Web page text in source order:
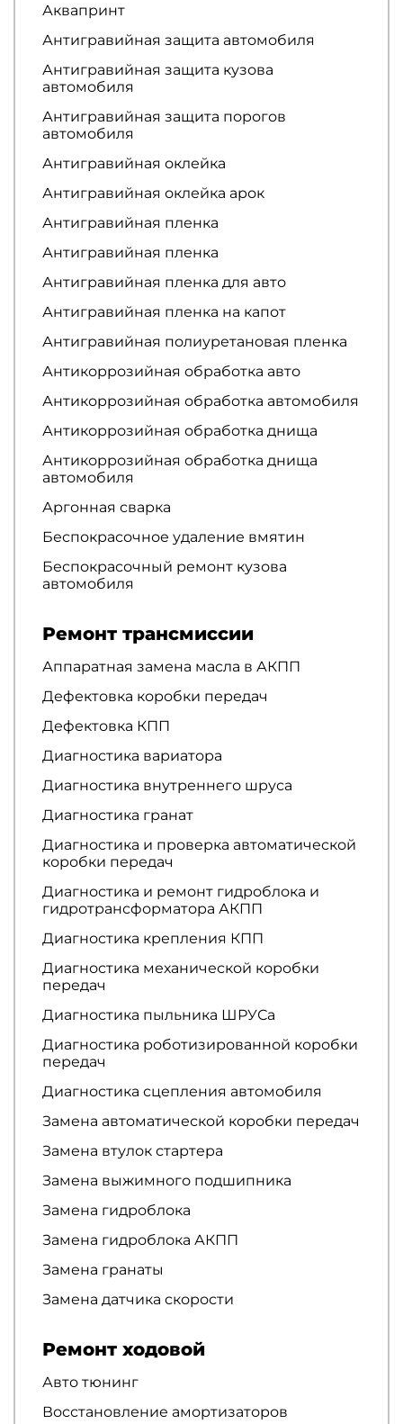
Аквапринт
Антигравийная защита автомобиля
Антигравийная защита кузова
автомобиля
Антигравийная защита порогов
автомобиля
Антигравийная оклейка
Антигравийная оклейка арок
Антигравийная пленка
Антигравийная пленка
Антигравийная пленка для авто
Антигравийная пленка на капот
Антигравийная полиуретановая пленка
Антикоррозийная обработка авто
Антикоррозийная обработка автомобиля
Антикоррозийная обработка днища
Антикоррозийная обработка днища
автомобиля
Аргонная сварка
Беспокрасочное удаление вмятин
Беспокрасочный ремонт кузова
автомобиля
Ремонт трансмиссии
Аппаратная замена масла в АКПП
Дефектовка коробки передач
Дефектовка КПП
Диагностика вариатора
Диагностика внутреннего шруса
Диагностика гранат
Диагностика и проверка автоматической
коробки передач
Диагностика и ремонт гидроблока и
гидротрансформатора АКПП
Диагностика крепления КПП
Диагностика механической коробки
передач
Диагностика пыльника ШРУСа
Диагностика роботизированной коробки
передач
Диагностика сцепления автомобиля
Замена автоматической коробки передач
Замена втулок стартера
Замена выжимного подшипника
Замена гидроблока
Замена гидроблока АКПП
Замена гранаты
Замена датчика скорости
Ремонт ходовой
Авто тюнинг
Восстановление амортизаторов